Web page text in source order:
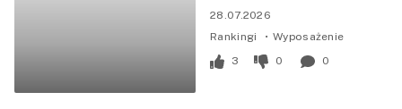
28.07.2026
Rankingi
Wyposażenie
3
0 0